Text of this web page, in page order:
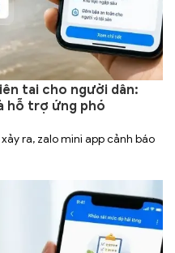
tai cho người dân:
hỗ trợ ứng phó
ra, zalo mini app cảnh báo